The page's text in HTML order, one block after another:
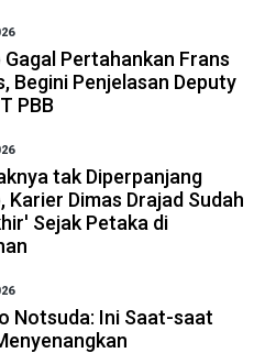
Gagal Pertahankan Frans
Begini Penjelasan Deputy
PBB
tak Diperpanjang
Karier Dimas Drajad Sudah
Sejak Petaka di
Notsuda: Ini Saat-saat